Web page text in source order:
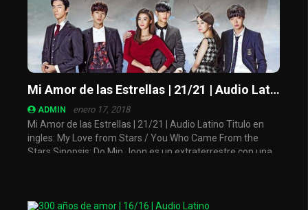
Mi Amor de las Estrellas | 21/21 | Audio Latino
ADMIN enero 17, 2018
Mi Amor de las Estrellas | 21/21 | Audio Latino Titulo en
ingles: My Love from Stars / You Who Came From the
Stars Sinopsis: Do Min Joon es un extraterrestre con una